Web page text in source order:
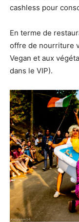
cashless pour
En terme de
offre de nourriture
Vegan et aux
dans le VIP).